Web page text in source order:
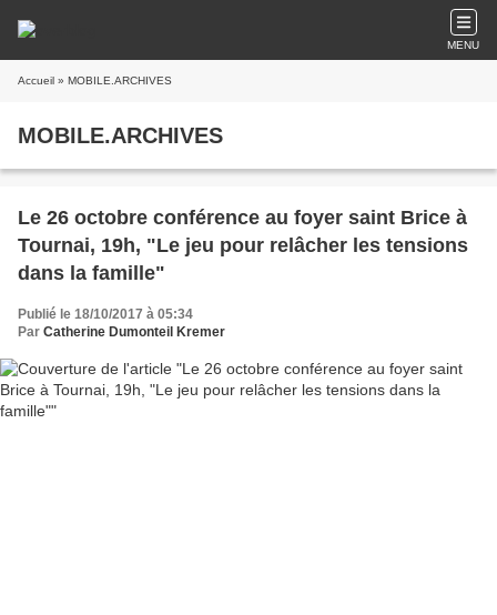
MENU
Accueil » MOBILE.ARCHIVES
MOBILE.ARCHIVES
Le 26 octobre conférence au foyer saint Brice à
Tournai, 19h, "Le jeu pour relâcher les tensions
dans la famille"
Publié le 18/10/2017 à 05:34
Par Catherine Dumonteil Kremer